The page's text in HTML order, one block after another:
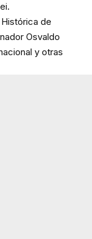
de
Osvaldo
y otras